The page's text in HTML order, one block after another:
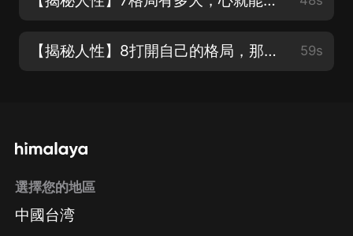
【揭秘人性】8打開自己的格局，那你離成功也就不遠了 59s
選擇您的地區
中國台湾